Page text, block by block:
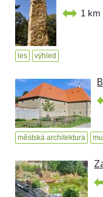
1 km
les výhled
městská architektura